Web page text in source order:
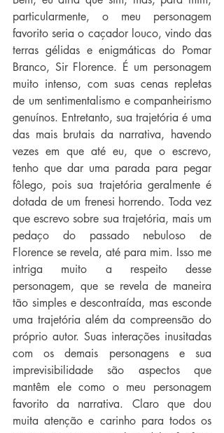
particularmente, o meu personagem
favorito seria o caçador louco, vindo das
terras gélidas e enigmáticas do Pomar
Branco, Sir Florence. É um personagem
muito intenso, com suas cenas repletas
de um sentimentalismo e companheirismo
genuínos. Entretanto, sua trajetória é uma
das mais brutais da narrativa, havendo
vezes em que até eu, que o escrevo,
tenho que dar uma parada para pegar
fôlego, pois sua trajetória geralmente é
dotada de um frenesi horrendo. Toda vez
que escrevo sobre sua trajetória, mais um
pedaço do passado nebuloso de
Florence se revela, até para mim. Isso me
intriga muito a respeito desse
personagem, que se revela de maneira
tão simples e descontraída, mas esconde
uma trajetória além da compreensão do
próprio autor. Suas interações inusitadas
com os demais personagens e sua
imprevisibilidade são aspectos que
mantêm ele como o meu personagem
favorito da narrativa. Claro que dou
muita atenção e carinho para todos os